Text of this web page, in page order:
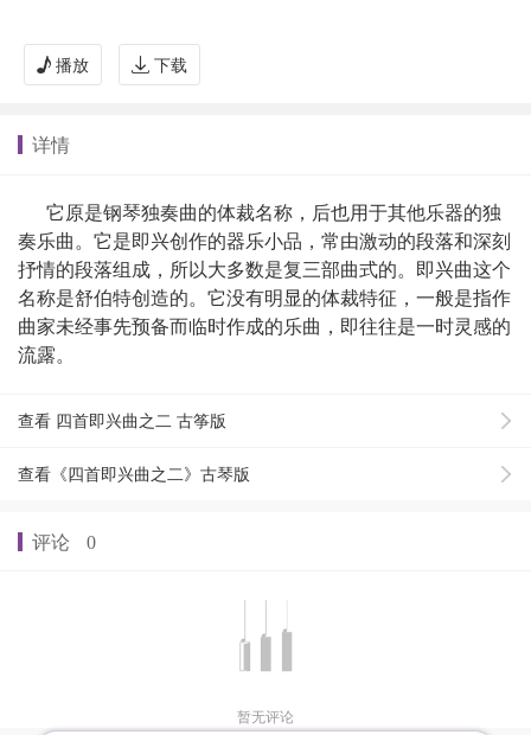
播放 下载
详情
它原是钢琴独奏曲的体裁名称，后也用于其他乐器的独
奏乐曲。它是即兴创作的器乐小品，常由激动的段落和深刻
抒情的段落组成，所以大多数是复三部曲式的。即兴曲这个
名称是舒伯特创造的。它没有明显的体裁特征，一般是指作
曲家未经事先预备而临时作成的乐曲，即往往是一时灵感的
流露。
查看 四首即兴曲之二 古筝版
查看《四首即兴曲之二》古琴版
评论 0
暂无评论